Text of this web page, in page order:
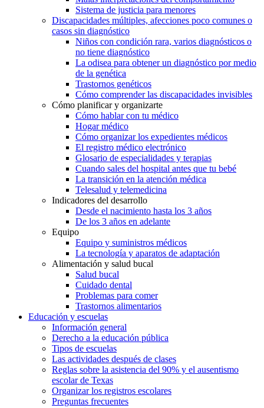
Sistema de justicia para menores
Discapacidades múltiples, afecciones poco comunes o
casos sin diagnóstico
Niños con condición rara, varios diagnósticos o
no tiene diagnóstico
La odisea para obtener un diagnóstico por medio
de la genética
Trastornos genéticos
Cómo comprender las discapacidades invisibles
Cómo planificar y organizarte
Cómo hablar con tu médico
Hogar médico
Cómo organizar los expedientes médicos
El registro médico electrónico
Glosario de especialidades y terapias
Cuando sales del hospital antes que tu bebé
La transición en la atención médica
Telesalud y telemedicina
Indicadores del desarrollo
Desde el nacimiento hasta los 3 años
De los 3 años en adelante
Equipo
Equipo y suministros médicos
La tecnología y aparatos de adaptación
Alimentación y salud bucal
Salud bucal
Cuidado dental
Problemas para comer
Trastornos alimentarios
Educación y escuelas
Información general
Derecho a la educación pública
Tipos de escuelas
Las actividades después de clases
Reglas sobre la asistencia del 90% y el ausentismo
escolar de Texas
Organizar los registros escolares
Preguntas frecuentes